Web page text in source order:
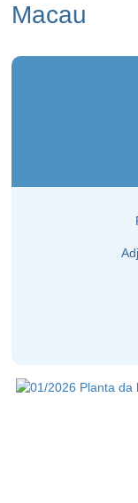
Macau